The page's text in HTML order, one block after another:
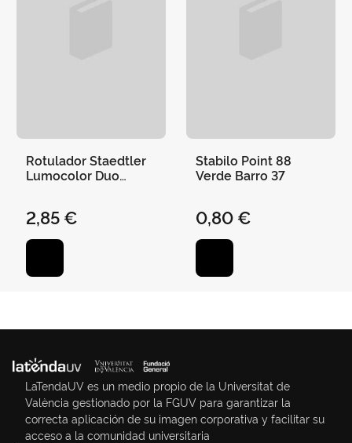
Rotulador Staedtler
Lumocolor Duo
2,85 €
Stabilo Point 88
Verde Barro 37
0,80 €
LaTendaUV es un medio propio de la Universitat de
València gestionado por la FGUV para garantizar la
correcta aplicación de su imagen corporativa y facilitar su
acceso a la comunidad universitaria